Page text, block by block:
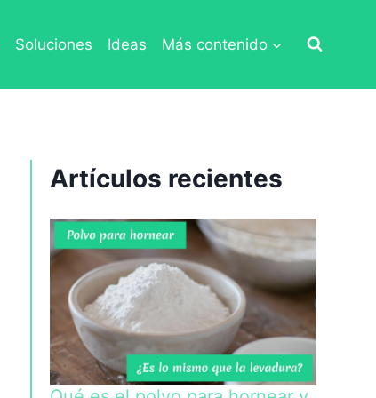
Soluciones Ideas Más contenido
Artículos recientes